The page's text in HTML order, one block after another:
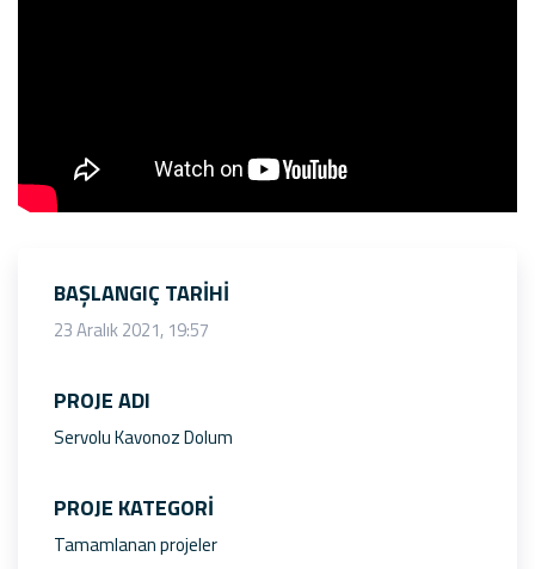
BAŞLANGIÇ TARIHI
23 Aralık 2021, 19:57
PROJE ADI
Servolu Kavonoz Dolum
PROJE KATEGORI
Tamamlanan projeler